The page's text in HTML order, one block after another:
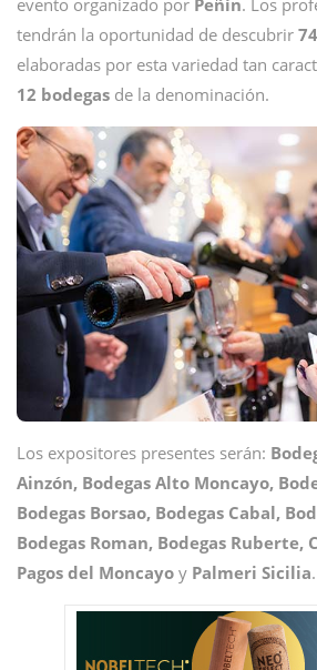
evento organizado por Peñín. Los
tendrán la oportunidad de descubrir
elaboradas por esta variedad tan
12 bodegas de la denominación.
Los expositores presentes serán:
Ainzón, Bodegas Alto Moncayo,
Bodegas Borsao, Bodegas Cabal,
Bodegas Roman, Bodegas Ruberte,
Pagos del Moncayo y Palmeri Sicilia.